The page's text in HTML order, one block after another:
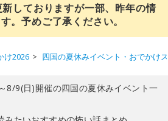
しておりますが一部、昨年の情
。予めご了承ください。
け2026 四国の夏休みイベント・おでかけ
8/9(日)開催の四国の夏休みイベント一